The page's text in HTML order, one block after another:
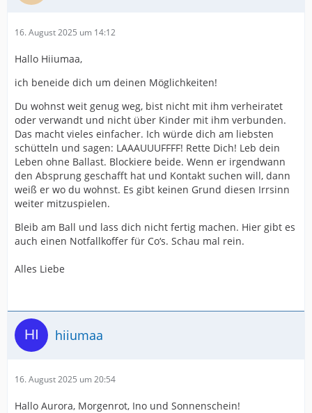
16. August 2025 um 14:12
Hallo Hiiumaa,
ich beneide dich um deinen Möglichkeiten!
Du wohnst weit genug weg, bist nicht mit ihm verheiratet
oder verwandt und nicht über Kinder mit ihm verbunden.
Das macht vieles einfacher. Ich würde dich am liebsten
schütteln und sagen: LAAAUUUFFFF! Rette Dich! Leb dein
Leben ohne Ballast. Blockiere beide. Wenn er irgendwann
den Absprung geschafft hat und Kontakt suchen will, dann
weiß er wo du wohnst. Es gibt keinen Grund diesen Irrsinn
weiter mitzuspielen.
Bleib am Ball und lass dich nicht fertig machen. Hier gibt es
auch einen Notfallkoffer für Co‘s. Schau mal rein.
Alles Liebe
hiiumaa
16. August 2025 um 20:54
Hallo Aurora, Morgenrot, Ino und Sonnenschein!